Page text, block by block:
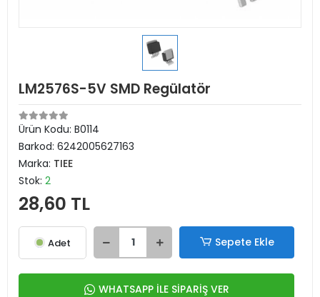
LM2576S-5V SMD Regülatör
Ürün Kodu: B0114
Barkod: 6242005627163
Marka: TIEE
Stok: 2
28,60 TL
Adet Sepete Ekle
WHATSAPP İLE SİPARİŞ VER